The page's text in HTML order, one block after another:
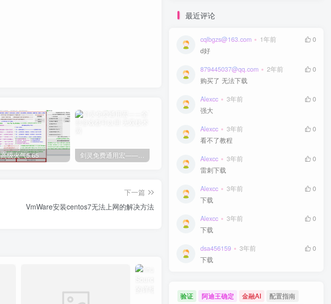
高级火气5.65
下一篇
VmWare安装centos7无法上网的解决方法
最近评论
cqlbgzs@163.com 1年前
0
d好
879445037@qq.com 2年前
0
购买了 无法下载
Alexcc 3年前
0
强大
Alexcc 3年前
0
看不了教程
Alexcc 3年前
0
雷刺下载
Alexcc 3年前
0
下载
Alexcc 3年前
0
下载
dsa456159 3年前
0
下载
验证 阿迪王确定 金融AI
配置指南